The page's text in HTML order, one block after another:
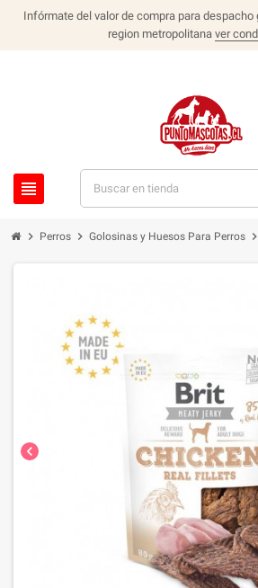
Infórmate del valor de compra para despacho
region metropolitana ver
view_headline
chevron_right Perros chevron_right Golosinas y Huesos Para Perros chevron_right
chevron_left